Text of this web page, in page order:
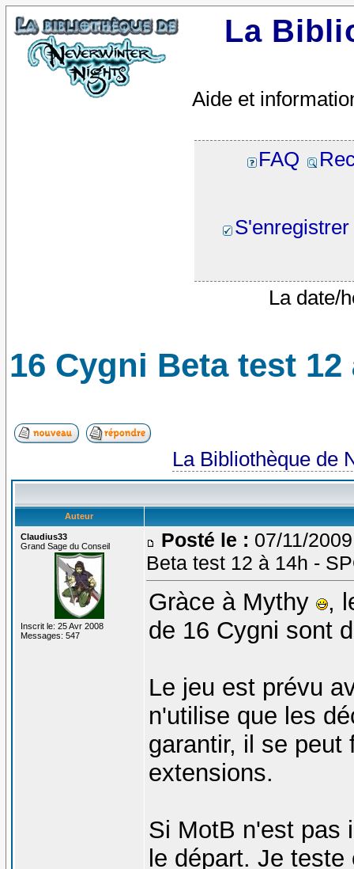
La
Aide et
FAQ
S'enregistrer
La date/
16 Cygni Beta test 12
La Bibliothèque de
Auteur
Claudius33
Grand Sage du Conseil
Inscrit le: 25 Avr 2008
Messages: 547
Posté le : 07/11/
Beta test 12 à 14h -
Gràce à Mythy
,
de 16 Cygni sont
Le jeu est prévu
n'utilise que les
garantir, il se peut
extensions.
Si MotB n'est pas
le départ. Je